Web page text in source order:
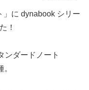
に dynabook シリー
！
ンダードノート